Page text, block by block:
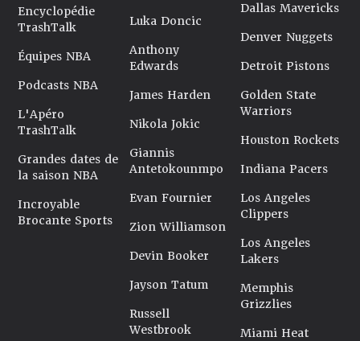
Encyclopédie
TrashTalk
Équipes NBA
Podcasts NBA
L'Apéro
TrashTalk
Grandes dates de
la saison NBA
Incroyable
Brocante Sports
Luka Doncic
Anthony
Edwards
James Harden
Nikola Jokic
Giannis
Antetokounmpo
Evan Fournier
Zion Williamson
Devin Booker
Jayson Tatum
Russell
Westbrook
Dallas Mavericks
Denver Nuggets
Detroit Pistons
Golden State
Warriors
Houston Rockets
Indiana Pacers
Los Angeles
Clippers
Los Angeles
Lakers
Memphis
Grizzlies
Miami Heat